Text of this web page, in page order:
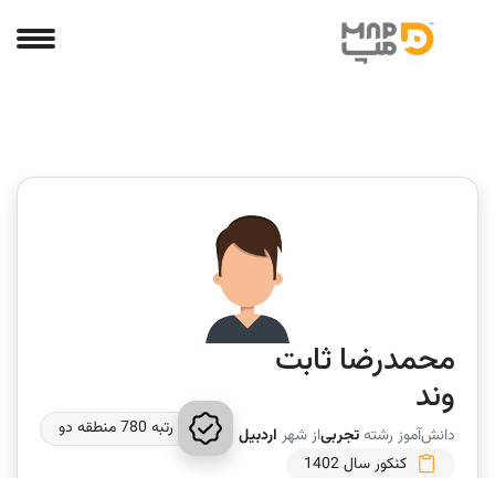
محمدرضا ثابت
وند
دانش‌آموز رشتهتجربیاز شهر اردبیل
کنکور سال 1402
رتبه 780 منطقه دو